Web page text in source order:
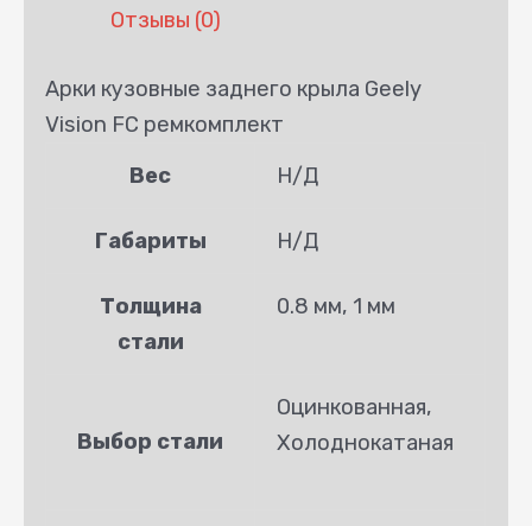
Отзывы (0)
Арки кузовные заднего крыла Geely
Vision FC ремкомплект
Вес
Н/Д
Габариты Н/Д
Толщина
стали
0.8 мм, 1 мм
Выбор стали
Оцинкованная,
Холоднокатаная